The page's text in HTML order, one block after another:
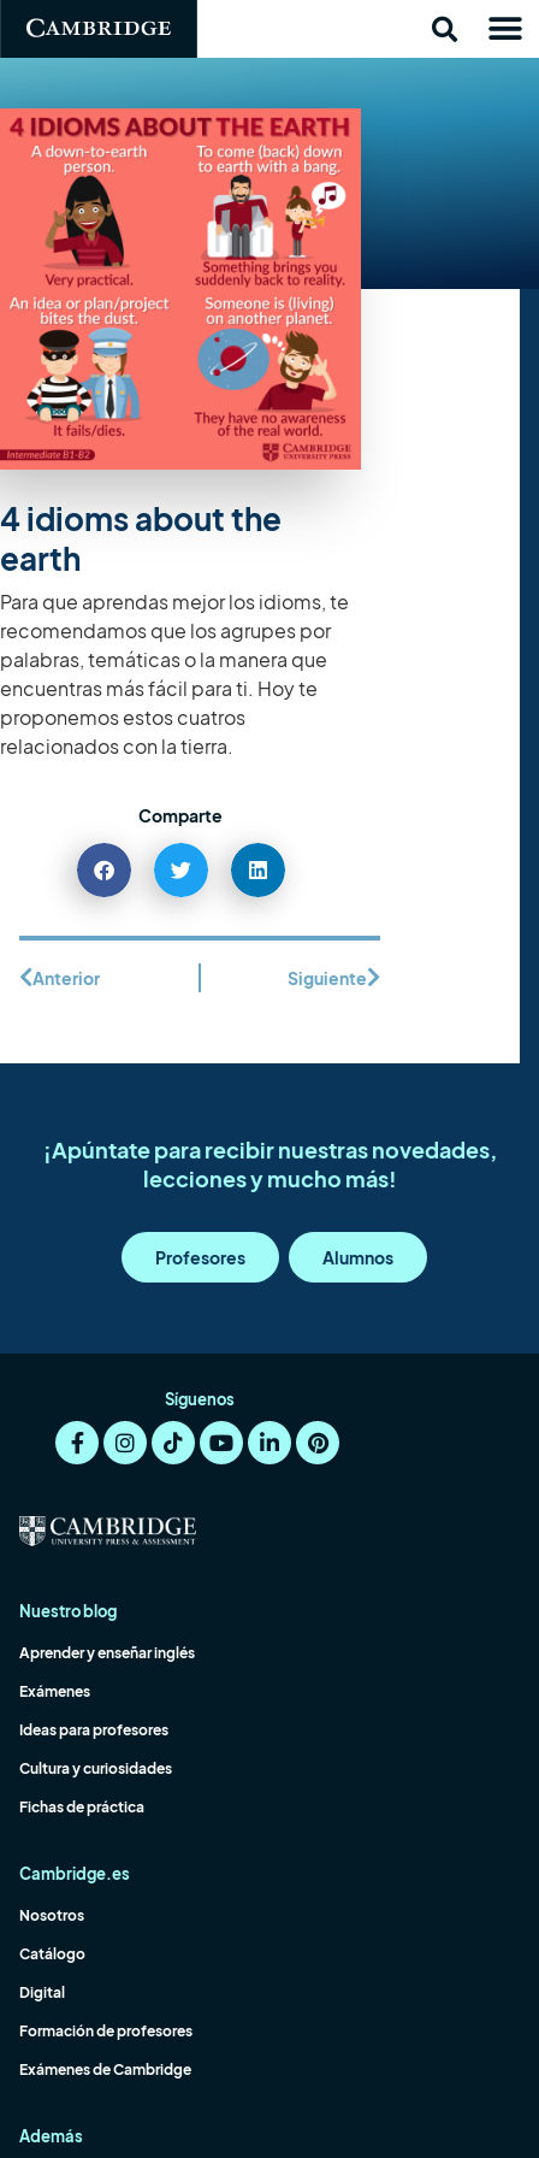
4 idioms about the
earth
Para que aprendas mejor los idioms, te
recomendamos que los agrupes por
palabras, temáticas o la manera que
encuentras más fácil para ti. Hoy te
proponemos estos cuatros
relacionados con la tierra.
Comparte
Anterior Siguiente
¡Apúntate para recibir nuestras novedades,
lecciones y mucho más!
Profesores Alumnos
Síguenos
Nuestro blog
Aprender y enseñar inglés
Exámenes
Ideas para profesores
Cultura y curiosidades
Fichas de práctica
Cambridge.es
Nosotros
Catálogo
Digital
Formación de profesores
Exámenes de Cambridge
Además